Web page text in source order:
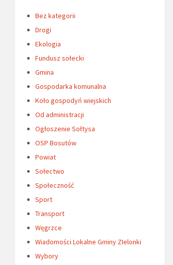
Bez kategorii
Drogi
Ekologia
Fundusz sołecki
Gmina
Gospodarka komunalna
Koło gospodyń wiejskich
Od administracji
Ogłoszenie Sołtysa
OSP Bosutów
Powiat
Sołectwo
Społeczność
Sport
Transport
Węgrzce
Wiadomości Lokalne Gminy ZIelonki
Wybory